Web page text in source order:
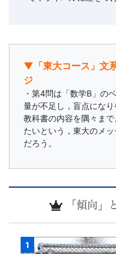
▼「東大コース」文
ジ
・第4問は「数学B」の
量が不足し，盲点にな
教科書の内容を隅々ま
たいという，東大のメ
だろう。
「傾向」